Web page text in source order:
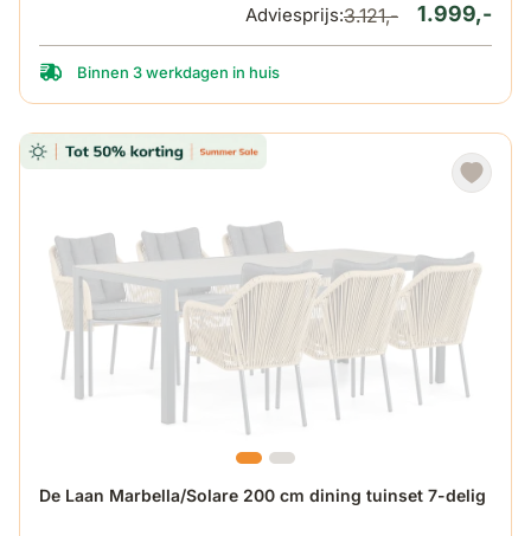
1.999,-
Adviesprijs:3.121,-
Binnen 3 werkdagen in huis
De Laan Marbella/Solare 200 cm dining tuinset 7-delig
De prijs is afhankelijk van de gekozen opties op de